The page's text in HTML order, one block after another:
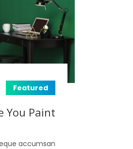
Featured
You Paint
accumsan